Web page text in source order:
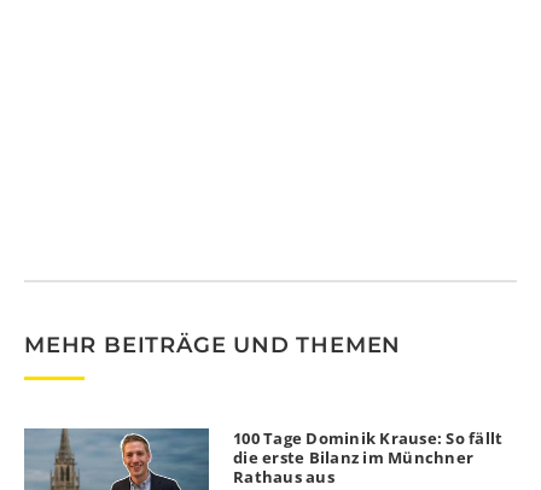
MEHR BEITRÄGE UND THEMEN
100 Tage Dominik Krause: So fällt
die erste Bilanz im Münchner
Rathaus aus